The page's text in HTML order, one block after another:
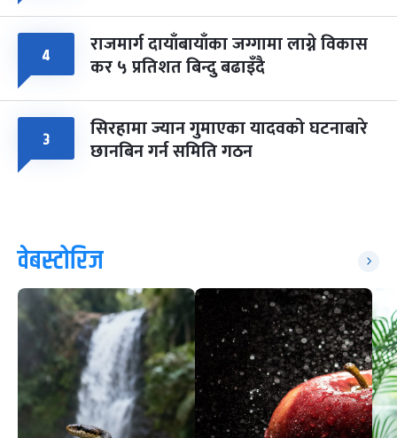
४ राजमार्ग दायाँबायाँका जग्गामा लाग्ने विकास
कर ५ प्रतिशत बिन्दु बढाइँदै
३ सिरहामा ज्यान गुमाएका यादवको घटनाबारे
छानबिन गर्न समिति गठन
वेबस्टोरिज